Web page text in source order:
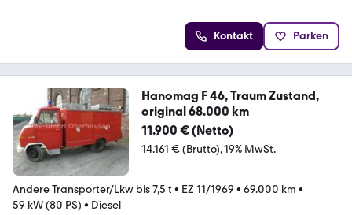
Kontakt Parken
Hanomag F 46, Traum Zustand,
original 68.000 km
11.900 € (Netto)
14.161 € (Brutto) 19% MwSt.
Andere Transporter/Lkw bis 7,5 t • EZ 11/1969 • 69.000 km •
59 kW (80 PS) • Diesel